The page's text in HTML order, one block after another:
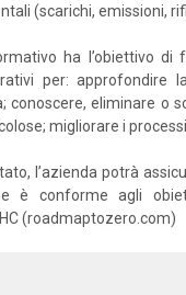
(scarichi, emissioni,
ha l’obiettivo di
per: approfondire
conoscere, eliminare o
migliorare i
l’azienda potrà
è conforme agli
(roadmaptozero.com)